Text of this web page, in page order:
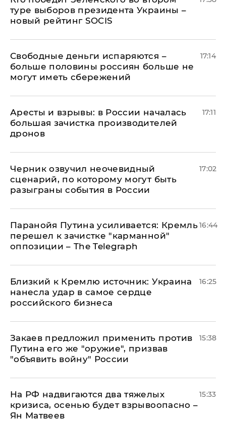
туре выборов президента Украины –
новый рейтинг SOCIS
Свободные деньги испаряются –
больше половины россиян больше не
могут иметь сбережений
17:14
Аресты и взрывы: в России началась
большая зачистка производителей
дронов
17:11
Черник озвучил неочевидный
сценарий, по которому могут быть
разыграны события в России
17:02
Паранойя Путина усиливается: Кремль
перешел к зачистке "карманной"
оппозиции – The Telegraph
16:44
Близкий к Кремлю источник: Украина
нанесла удар в самое сердце
российского бизнеса
16:25
Закаев предложил применить против
Путина его же "оружие", призвав
"объявить войну" России
15:38
На РФ надвигаются два тяжелых
кризиса, осенью будет взрывоопасно –
Ян Матвеев
15:33